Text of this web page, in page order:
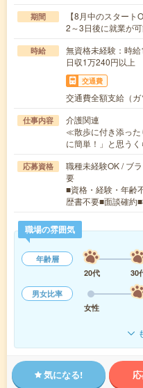
期間
【8月中のスター
2～3日後に就業が可
時給
無資格未経験：時
日収1万240円以上
交通費
交通費全額支給（ガ
仕事内容
介護関連
≪散歩に付き添っ
に簡単！」と思う
応募資格
職種未経験OK / ブ
要
■資格・経験・年齢
歴書不要■面談確約
職場の雰囲気
年齢層
20代
30
男女比率
女性
気になる!